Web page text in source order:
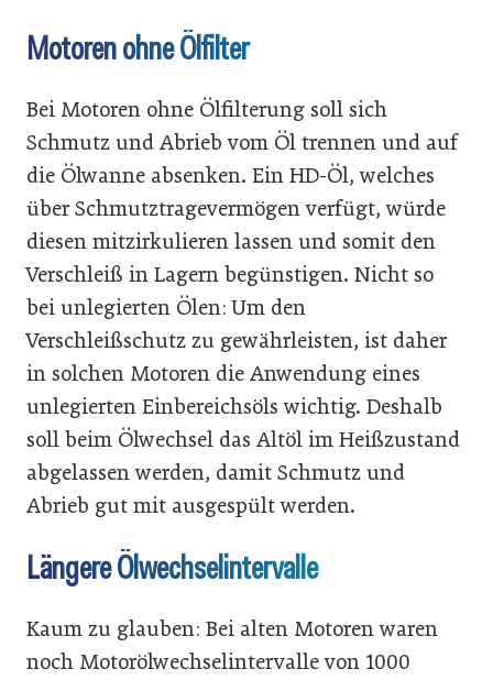
Motoren ohne Ölfilter
Bei Motoren ohne Ölfilterung soll sich
Schmutz und Abrieb vom Öl trennen und auf
die Ölwanne absenken. Ein HD-Öl, welches
über Schmutztragevermögen verfügt, würde
diesen mitzirkulieren lassen und somit den
Verschleiß in Lagern begünstigen. Nicht so
bei unlegierten Ölen: Um den
Verschleißschutz zu gewährleisten, ist daher
in solchen Motoren die Anwendung eines
unlegierten Einbereichsöls wichtig. Deshalb
soll beim Ölwechsel das Altöl im Heißzustand
abgelassen werden, damit Schmutz und
Abrieb gut mit ausgespült werden.
Längere Ölwechselintervalle
Kaum zu glauben: Bei alten Motoren waren
noch Motorölwechselintervalle von 1000